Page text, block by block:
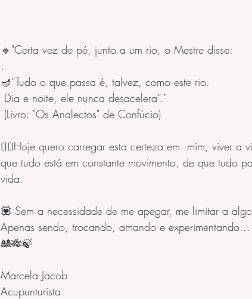
🔹"Certa vez de pé, junto a um rio, o Mestre disse:
.
🪔“Tudo o que passa é, talvez, como este rio.
Dia e noite, ele nunca desacelera”."
(Livro: "Os Analectos" de Confúcio)
🧘‍♀️Hoje quero carregar esta certeza em  mim, viver a
que tudo está em constante movimento, de que tudo
vida.
💟 Sem a necessidade de me apegar, me limitar a
Apenas sendo, trocando, amando e experimentando...
🎎🎋🍃
Marcela Jacob
Acupunturista